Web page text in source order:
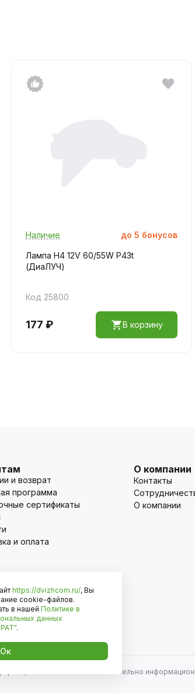
Наличие до 5 бонусов
Лампа H4 12V 60/55W P43t
(ДиаЛУЧ)
Код 25800
177 ₽ В корзину
и возврат
программа
сертификаты
и оплата
О компании
Контакты
О компании
на сайте носит исключительно
https://dvizhcom.ru/, Вы
cookie-файлов.
в нашей Политике в
данных
.
Ок